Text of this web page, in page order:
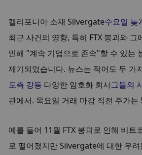
캘리포니아 소재 Silvergate수요일 늦
최근 사건의 영향, 특히 FTX 붕괴와 그
인해 "계속 기업으로 존속"할 수 있는
제기되었습니다. 뉴스는 적어도 두 가
도측 강등 다양한 암호화 회사그들의
관에서. 목요일 거래 마감 직전 주가는
예를 들어 11월 FTX 붕괴로 인해 비트
로 떨어졌지만 Silvergate에 대한 우